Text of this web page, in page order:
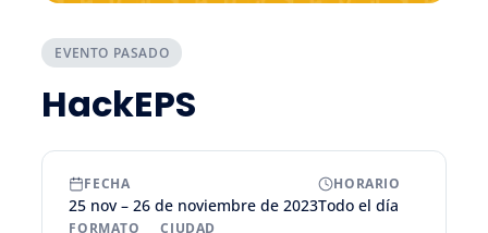
EVENTO PASADO
HackEPS
FECHA
25 nov – 26 de noviembre de 2023
HORARIO
Todo el día
FORMATO CIUDAD